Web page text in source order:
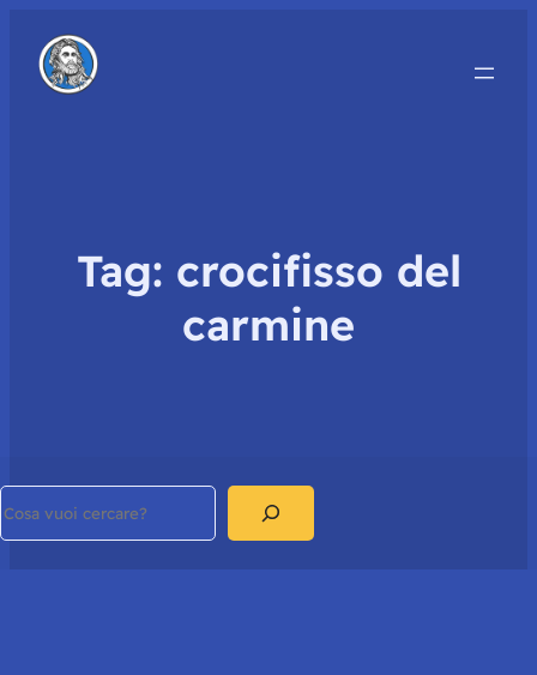
Tag: crocifisso del
carmine